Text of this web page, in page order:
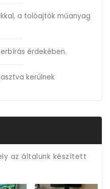
a tolóajtók műanyag
érdekében.
kerülnek
az általunk készített